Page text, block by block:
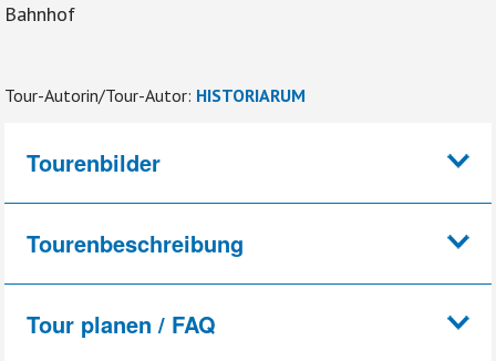
Bahnhof
Tour-Autorin/Tour-Autor: HISTORIARUM
Tourenbilder
Tourenbeschreibung
Tour planen / FAQ